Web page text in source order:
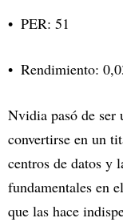
PER: 51
Rendimiento:
Nvidia pasó de ser
convertirse en un
centros de datos y
fundamentales en
que las hace